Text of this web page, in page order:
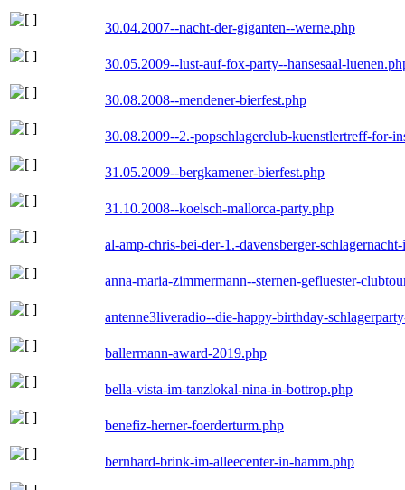
30.04.2007--nacht-der-giganten--werne.php
30.05.2009--lust-auf-fox-party--hansesaal-
30.08.2008--mendener-bierfest.php
30.08.2009--2.-popschlagerclub-kuenstlertreff-for-
31.05.2009--bergkamener-bierfest.php
31.10.2008--koelsch-mallorca-party.php
al-amp-chris-bei-der-1.-davensberger-
anna-maria-zimmermann--sternen-gefluester-
antenne3liveradio--die-happy-birthday-
ballermann-award-2019.php
bella-vista-im-tanzlokal-nina-in-bottrop.php
benefiz-herner-foerderturm.php
bernhard-brink-im-alleecenter-in-hamm.php